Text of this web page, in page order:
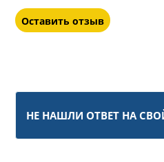
Оставить отзыв
НЕ НАШЛИ ОТВЕТ НА